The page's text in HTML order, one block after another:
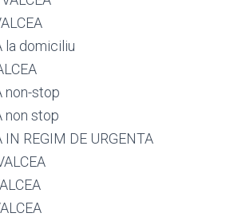
la domiciliu
non-stop
non stop
REGIM DE URGENTA